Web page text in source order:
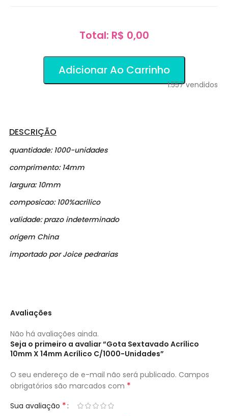
Total: R$ 0,00
Adicionar Ao Carrinho
1.557vendidos
DESCRIÇÃO
quantidade: 1000-unidades
comprimento: 14mm
largura: 10mm
composicao: 100%acrilico
validade: prazo indeterminado
origem China
importado por Joice pedrarias
Avaliações
Não há avaliações ainda.
Seja o primeiro a avaliar “Gota Sextavado Acrílico
10mm X 14mm Acrílico C/1000-Unidades”
O seu endereço de e-mail não será publicado. Campos
obrigatórios são marcados com *
Sua avaliação *